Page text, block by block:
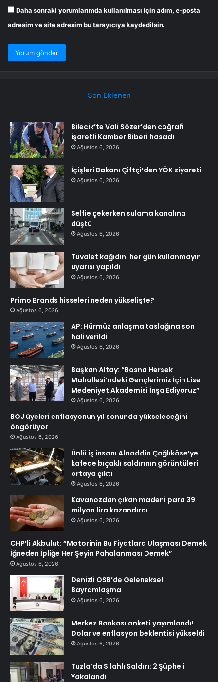
Daha sonraki yorumlarımda kullanılması için adım, e-posta
adresim ve site adresim bu tarayıcıya kaydedilsin.
Son Eklenen
Bilecik’te Vali Sözer’den coğrafi
işaretli Kamber Biberi hasadı
Ağustos 6, 2026
İçişleri Bakanı Çiftçi’den YÖK ziyareti
Ağustos 6, 2026
Selfie çekerken sulama kanalına
düştü
Ağustos 6, 2026
Tuvalet kağıdını her gün kullanmayın
uyarısı yapıldı
Ağustos 6, 2026
Primo Brands hisseleri neden yükselişte?
Ağustos 6, 2026
AP: Hürmüz anlaşma taslağına son
hali verildi
Ağustos 6, 2026
Başkan Altay: “Bosna Hersek
Mahallesi’ndeki Gençlerimiz İçin Lise
Medeniyet Akademisi İnşa Ediyoruz”
Ağustos 6, 2026
BOJ üyeleri enflasyonun yıl sonunda yükseleceğini
öngörüyor
Ağustos 6, 2026
Ünlü iş insanı Alaaddin Çağlıköse’ye
kafede bıçaklı saldırının görüntüleri
ortaya çıktı
Ağustos 6, 2026
Kavanozdan çıkan madeni para 39
milyon lira kazandırdı
Ağustos 6, 2026
CHP’li Akbulut: “Motorinin Bu Fiyatlara Ulaşması Demek
İğneden İpliğe Her Şeyin Pahalanması Demek”
Ağustos 6, 2026
Denizli OSB’de Geleneksel
Bayramlaşma
Ağustos 6, 2026
Merkez Bankası anketi yayımlandı!
Dolar ve enflasyon beklentisi yükseldi
Ağustos 6, 2026
Tuzla’da Silahlı Saldırı: 2 Şüpheli
Yakalandı